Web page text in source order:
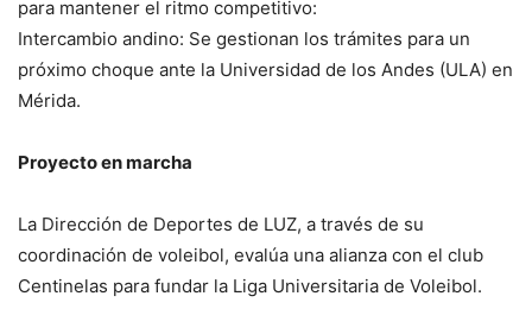
para mantener el ritmo competitivo:
Intercambio andino: Se gestionan los trámites para un
próximo choque ante la Universidad de los Andes (ULA) en
Mérida.
Proyecto en marcha
La Dirección de Deportes de LUZ, a través de su
coordinación de voleibol, evalúa una alianza con el club
Centinelas para fundar la Liga Universitaria de Voleibol.